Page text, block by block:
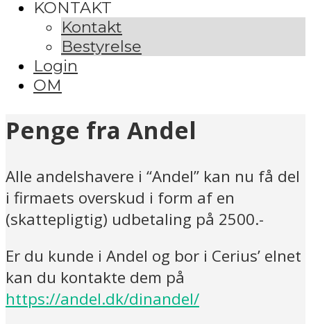
KONTAKT
Kontakt
Bestyrelse
Login
OM
Penge fra Andel
Alle andelshavere i “Andel” kan nu få del
i firmaets overskud i form af en
(skattepligtig) udbetaling på 2500.-
Er du kunde i Andel og bor i Cerius’ elnet
kan du kontakte dem på
https://andel.dk/dinandel/